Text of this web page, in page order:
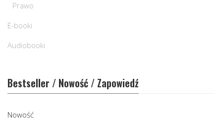
Prawo
E-booki
Audiobooki
Bestseller / Nowość / Zapowiedź
Nowość